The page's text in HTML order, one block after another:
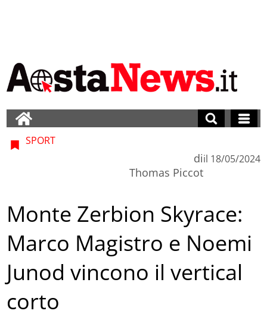
SPORT
di
Thomas Piccot
il 18/05/2024
Monte Zerbion Skyrace:
Marco Magistro e Noemi
Junod vincono il vertical
corto